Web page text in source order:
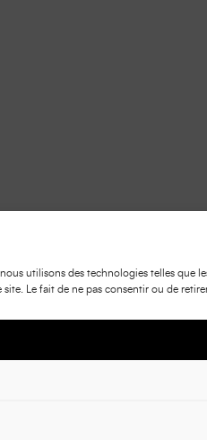
utilisons des technologies telles
Le fait de ne pas consentir ou de